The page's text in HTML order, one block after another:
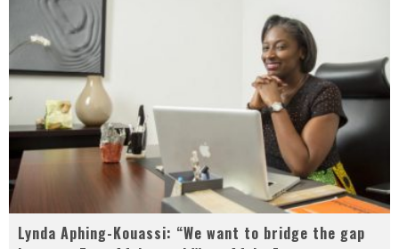
Lynda Aphing-Kouassi: “We want to bridge the gap